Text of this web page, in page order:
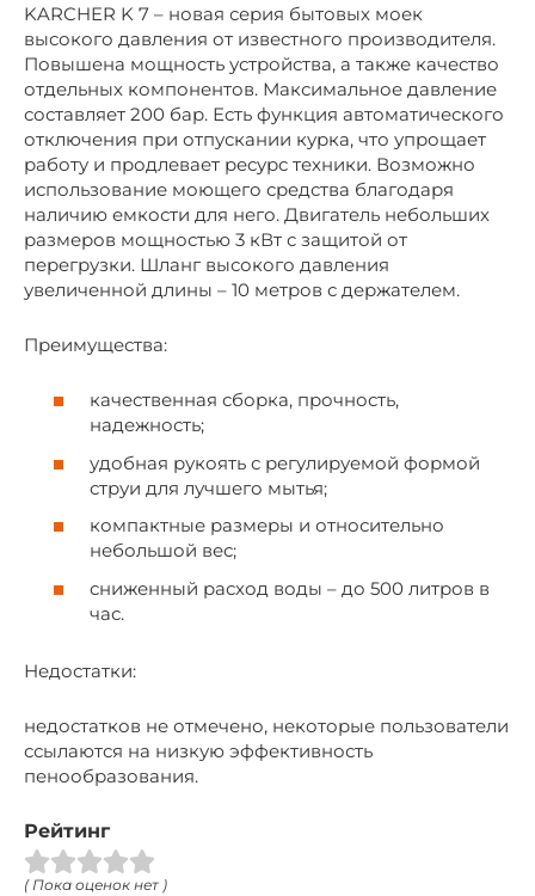
KARCHER K 7 – новая серия бытовых моек
высокого давления от известного производителя.
Повышена мощность устройства, а также качество
отдельных компонентов. Максимальное давление
составляет 200 бар. Есть функция автоматического
отключения при отпускании курка, что упрощает
работу и продлевает ресурс техники. Возможно
использование моющего средства благодаря
наличию емкости для него. Двигатель небольших
размеров мощностью 3 кВт с защитой от
перегрузки. Шланг высокого давления
увеличенной длины – 10 метров с держателем.
Преимущества:
качественная сборка, прочность,
надежность;
удобная рукоять с регулируемой формой
струи для лучшего мытья;
компактные размеры и относительно
небольшой вес;
сниженный расход воды – до 500 литров в
час.
Недостатки:
недостатков не отмечено, некоторые пользователи
ссылаются на низкую эффективность
пенообразования.
Рейтинг
( Пока оценок нет )